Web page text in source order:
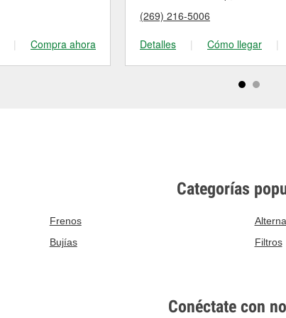
| Compra ahora
(269) 216-5006
Detalles
| Cómo llegar |
Categorías
Frenos
Bujías Filtros
Conéctate con